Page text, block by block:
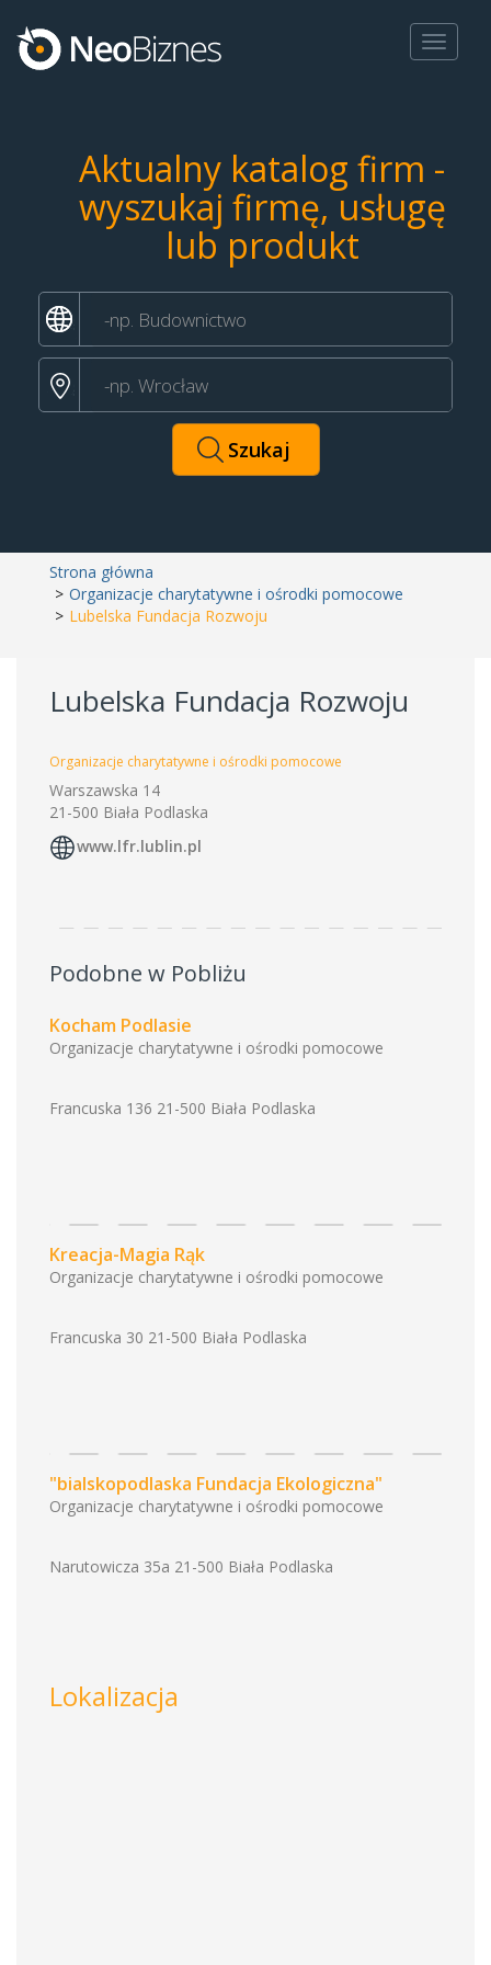
Toggle
Aktualny katalog firm -
wyszukaj firmę, usługę
lub produkt
Strona główna
Organizacje charytatywne i ośrodki pomocowe
Lubelska Fundacja Rozwoju
Lubelska Fundacja Rozwoju
Organizacje charytatywne i ośrodki pomocowe
Warszawska 14
21-500 Biała Podlaska
www.lfr.lublin.pl
Podobne w Pobliżu
Kocham Podlasie
Organizacje charytatywne i ośrodki pomocowe
Francuska 136 21-500 Biała Podlaska
Kreacja-Magia Rąk
Organizacje charytatywne i ośrodki pomocowe
Francuska 30 21-500 Biała Podlaska
"bialskopodlaska Fundacja Ekologiczna"
Organizacje charytatywne i ośrodki pomocowe
Narutowicza 35a 21-500 Biała Podlaska
Lokalizacja